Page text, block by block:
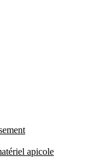
apicole